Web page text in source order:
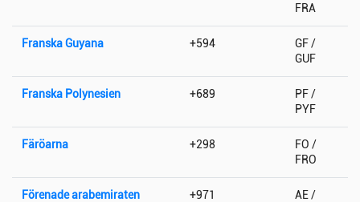
FRA
Franska Guyana +594
GF /
GUF
Franska Polynesien +689
PF /
PYF
Färöarna +298
FO /
FRO
Förenade arabemiraten +971
AE /